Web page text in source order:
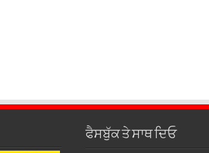
ਫੈਸਬੁੱਕ ਤੇ ਸਾਥ ਦਿਓ